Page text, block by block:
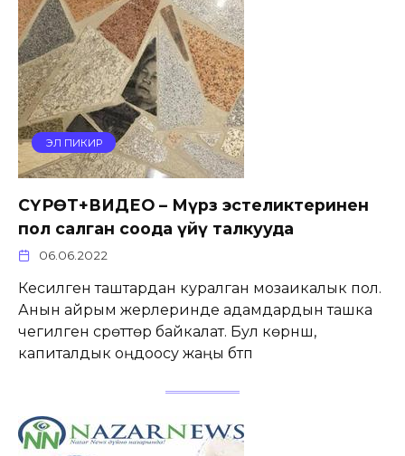
ЭЛ ПИКИР
СҮРӨТ+ВИДЕО – Мүрзө эстеликтеринен
пол салган соода үйү талкууда
06.06.2022
Кесилген таштардан куралган мозаикалык пол.
Анын айрым жерлеринде адамдардын ташка
чегилген сүрөттөрү байкалат. Бул көрүнүш,
капиталдык оңдоосу жаңы бүтүп